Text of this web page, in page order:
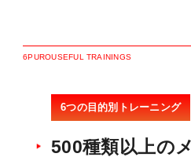
6PUROUSEFUL TRA ININGS
6つの目的別トレーニング
500種類以上の